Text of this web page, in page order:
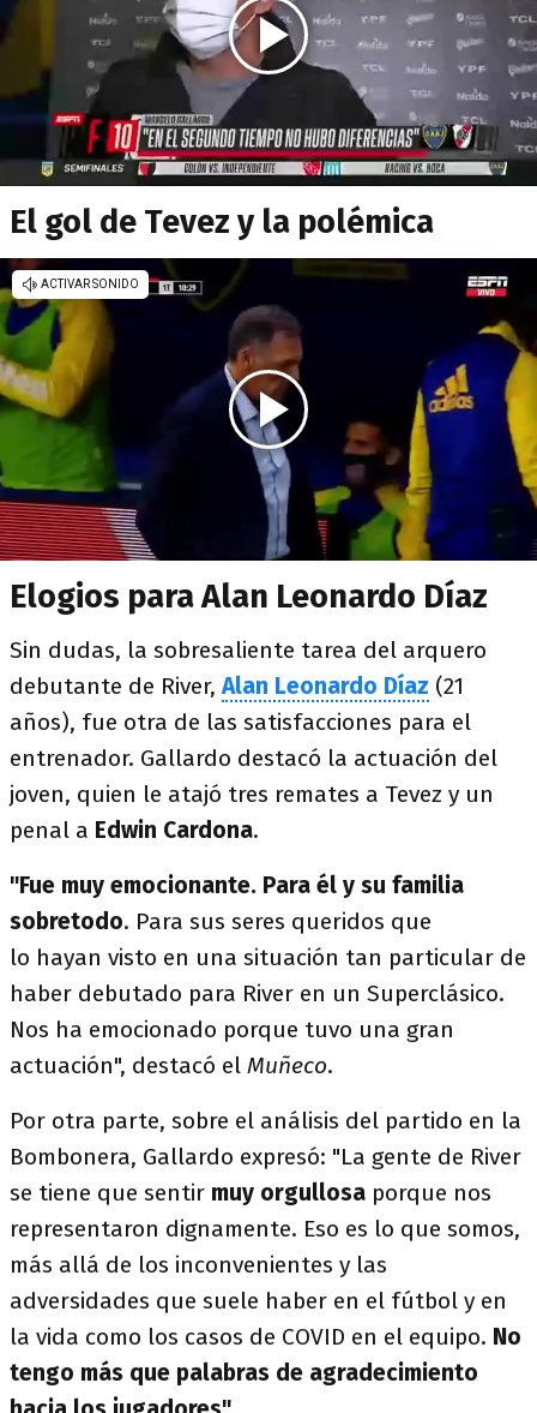
El gol de Tevez y la polémica
Elogios para Alan Leonardo Díaz
Sin dudas, la sobresaliente tarea del arquero
debutante de River,Alan Leonardo Díaz (21
años), fue otra de las satisfacciones para el
entrenador. Gallardo destacó la actuación del
joven, quien le atajó tres remates a Tevez y un
penal a Edwin Cardona.
"Fue muy emocionante. Para él y su familia
sobretodo. Para sus seres queridos que
lo hayan visto en una situación tan particular de
haber debutado para River en un Superclásico.
Nos ha emocionado porque tuvo una gran
actuación", destacó el Muñeco.
Por otra parte, sobre el análisis del partido en la
Bombonera, Gallardo expresó: "La gente de River
se tiene que sentir muy orgullosa porque nos
representaron dignamente. Eso es lo que somos,
más allá de los inconvenientes y las
adversidades que suele haber en el fútbol y en
la vida como los casos de COVID en el equipo. No
tengo más que palabras de agradecimiento